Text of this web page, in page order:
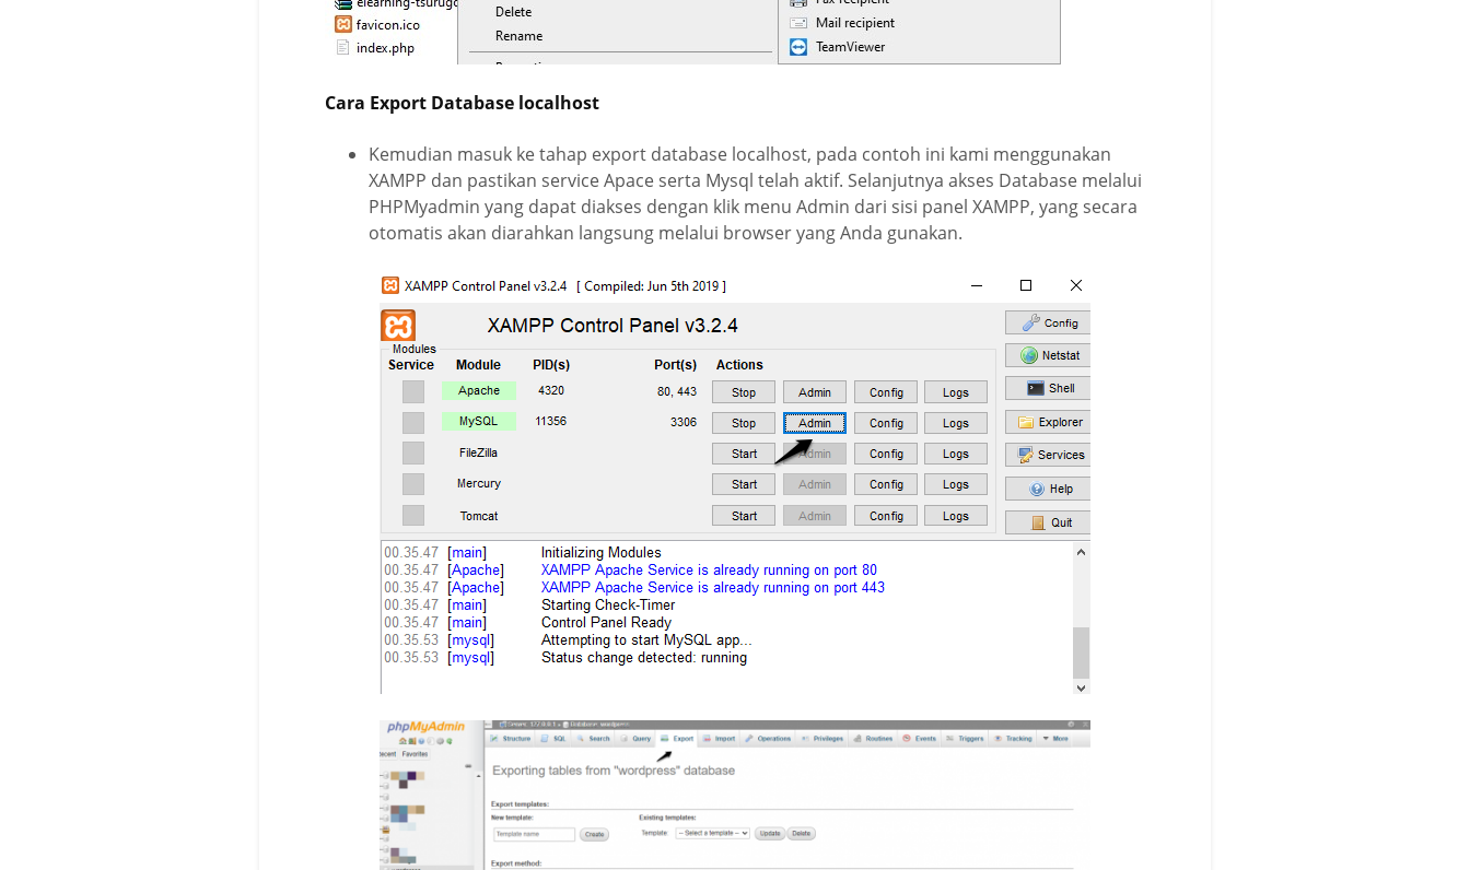
Cara Export Database localhost
Kemudian masuk ke tahap export database localhost, pada contoh ini kami menggunakan
XAMPP dan pastikan service Apace serta Mysql telah aktif. Selanjutnya akses Database melalui
PHPMyadmin yang dapat diakses dengan klik menu Admin dari sisi panel XAMPP, yang secara
otomatis akan diarahkan langsung melalui browser yang Anda gunakan.